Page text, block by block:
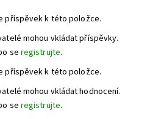
příspěvek k této položce.
mohou vkládat příspěvky.
seregistrujte.
příspěvek k této položce.
mohou vkládat hodnocení.
seregistrujte.